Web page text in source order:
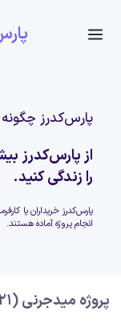
پارس‌کدرز
از پارس‌کدرز
را زندگی کنید.
پارس‌کدرز خریداران یا
انجام پروژه آماده هستند.
پروژه میدجرنی (114421)